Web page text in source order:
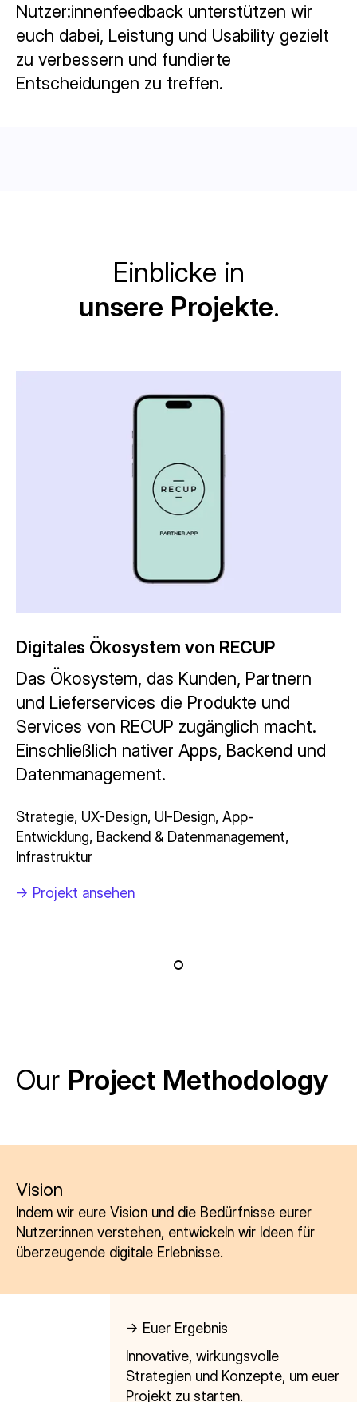
Nutzer:innenfeedback unterstützen wir
euch dabei, Leistung und Usability gezielt
zu verbessern und fundierte
Entscheidungen zu treffen.
Einblicke in
unsere Projekte.
Digitales Ökosystem von RECUP
Das Ökosystem, das Kunden, Partnern
und Lieferservices die Produkte und
Services von RECUP zugänglich macht.
Einschließlich nativer Apps, Backend und
Datenmanagement.
Strategie, UX-Design, UI-Design, App-
Entwicklung, Backend & Datenmanagement,
Infrastruktur
-> Projekt ansehen
Our Project Methodology
Vision
Indem wir eure Vision und die Bedürfnisse eurer
Nutzer:innen verstehen, entwickeln wir Ideen für
überzeugende digitale Erlebnisse.
-> Euer Ergebnis
Innovative, wirkungsvolle
Strategien und Konzepte, um euer
Projekt zu starten.